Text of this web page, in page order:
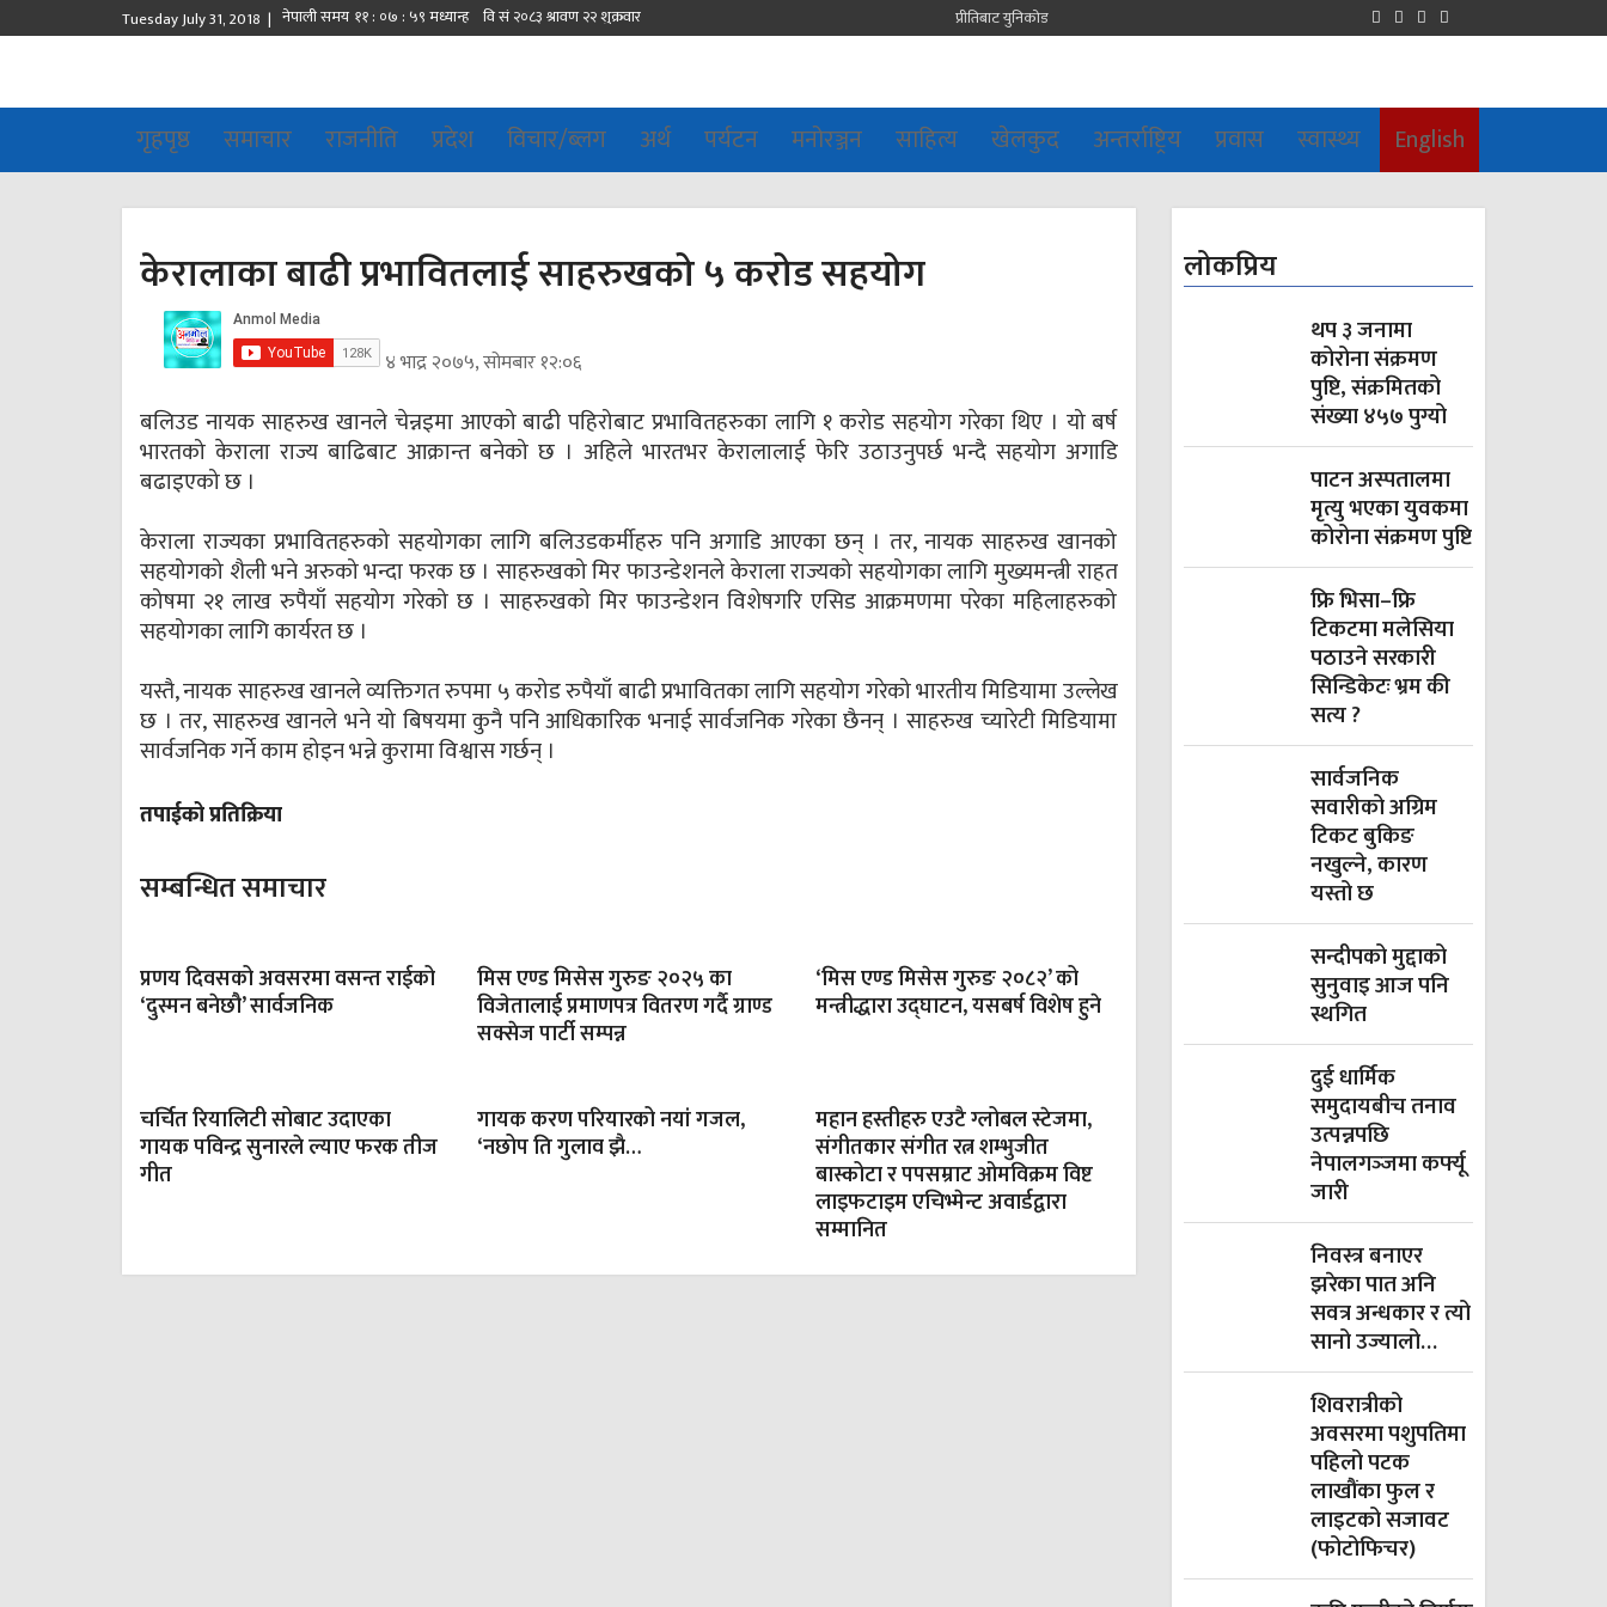
Tuesday July 31, 2018 | प्रीतिबाट युनिकोड
गृहपृष्ठ समाचार राजनीति प्रदेश विचार/ब्लग अर्थ पर्यटन मनोरञ्जन साहित्य खेलकुद अन्तर्राष्ट्रिय प्रवास स्वास्थ्य English
केरालाका बाढी प्रभावितलाई साहरुखको ५ करोड सहयोग
४ भाद्र २०७५, सोमबार १२:०६
बलिउड नायक साहरुख खानले चेन्नइमा आएको बाढी पहिरोबाट प्रभावितहरुका लागि १ करोड सहयोग गरेका थिए । यो बर्ष
भारतको केराला राज्य बाढिबाट आक्रान्त बनेको छ । अहिले भारतभर केरालालाई फेरि उठाउनुपर्छ भन्दै सहयोग अगाडि
बढाइएको छ ।
केराला राज्यका प्रभावितहरुको सहयोगका लागि बलिउडकर्मीहरु पनि अगाडि आएका छन् । तर, नायक साहरुख खानको
सहयोगको शैली भने अरुको भन्दा फरक छ । साहरुखको मिर फाउन्डेशनले केराला राज्यको सहयोगका लागि मुख्यमन्त्री राहत
कोषमा २१ लाख रुपैयाँ सहयोग गरेको छ । साहरुखको मिर फाउन्डेशन विशेषगरि एसिड आक्रमणमा परेका महिलाहरुको
सहयोगका लागि कार्यरत छ ।
यस्तै, नायक साहरुख खानले व्यक्तिगत रुपमा ५ करोड रुपैयाँ बाढी प्रभावितका लागि सहयोग गरेको भारतीय मिडियामा उल्लेख
छ । तर, साहरुख खानले भने यो बिषयमा कुनै पनि आधिकारिक भनाई सार्वजनिक गरेका छैनन् । साहरुख च्यारेटी मिडियामा
सार्वजनिक गर्ने काम होइन भन्ने कुरामा विश्वास गर्छन् ।
तपाईको प्रतिक्रिया
सम्बन्धित समाचार
प्रणय दिवसको अवसरमा वसन्त राईको
‘दुस्मन बनेछौ’ सार्वजनिक
मिस एण्ड मिसेस गुरुङ २०२५ का
विजेतालाई प्रमाणपत्र वितरण गर्दै ग्राण्ड
सक्सेज पार्टी सम्पन्न
‘मिस एण्ड मिसेस गुरुङ २०८२’ को
मन्त्रीद्धारा उद्घाटन, यसबर्ष विशेष हुने
चर्चित रियालिटी सोबाट उदाएका
गायक पविन्द्र सुनारले ल्याए फरक तीज
गीत
गायक करण परियारको नयां गजल,
‘नछोप ति गुलाव झै…
महान हस्तीहरु एउटै ग्लोबल स्टेजमा,
संगीतकार संगीत रत्न शम्भुजीत
बास्कोटा र पपसम्राट ओमविक्रम विष्ट
लाइफटाइम एचिभ्मेन्ट अवार्डद्वारा
सम्मानित
लोकप्रिय
थप ३ जनामा
कोरोना संक्रमण
पुष्टि, संक्रमितको
संख्या ४५७ पुग्यो
पाटन अस्पतालमा
मृत्यु भएका युवकमा
कोरोना संक्रमण पुष्टि
फ्रि भिसा–फ्रि
टिकटमा मलेसिया
पठाउने सरकारी
सिन्डिकेटः भ्रम की
सत्य ?
सार्वजनिक
सवारीको अग्रिम
टिकट बुकिङ
नखुल्ने, कारण
यस्तो छ
सन्दीपको मुद्दाको
सुनुवाइ आज पनि
स्थगित
दुई धार्मिक
समुदायबीच तनाव
उत्पन्नपछि
नेपालगञ्‍जमा कर्फ्यू
जारी
निवस्त्र बनाएर
झरेका पात अनि
सवत्र अन्धकार र त्यो
सानो उज्यालो…
शिवरात्रीको
अवसरमा पशुपतिमा
पहिलो पटक
लाखौंका फुल र
लाइटको सजावट
(फोटोफिचर)